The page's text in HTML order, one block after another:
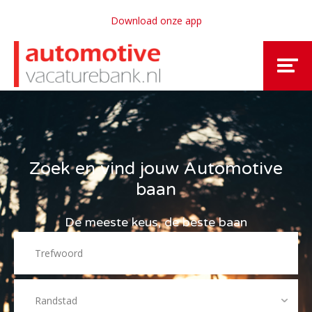
Download onze app
Zoek en vind jouw Automotive
baan
De meeste keus, de beste baan